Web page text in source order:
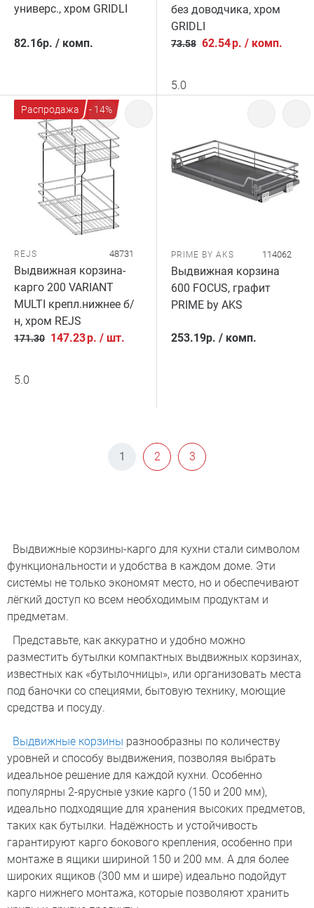
универс., хром GRIDLI
82.16р. / комп.
без доводчика, хром
GRIDLI
73.58 62.54р. / комп.
5.0
Распродажа - 14%
REJS 48731
Выдвижная корзина-
карго 200 VARIANT
MULTI крепл.нижнее б/
н, хром REJS
171.30 147.23р. / шт.
5.0
PRIME BY AKS 114062
Выдвижная корзина
600 FOCUS, графит
PRIME by AKS
253.19р. / комп.
1 2 3
Выдвижные корзины-карго для кухни стали символом
функциональности и удобства в каждом доме. Эти
системы не только экономят место, но и обеспечивают
лёгкий доступ ко всем необходимым продуктам и
предметам.
Представьте, как аккуратно и удобно можно
разместить бутылки компактных выдвижных корзинах,
известных как «бутылочницы», или организовать места
под баночки со специями, бытовую технику, моющие
средства и посуду.
Выдвижные корзины разнообразны по количеству
уровней и способу выдвижения, позволяя выбрать
идеальное решение для каждой кухни. Особенно
популярны 2-ярусные узкие карго (150 и 200 мм),
идеально подходящие для хранения высоких предметов,
таких как бутылки. Надёжность и устойчивость
гарантируют карго бокового крепления, особенно при
монтаже в ящики шириной 150 и 200 мм. А для более
широких ящиков (300 мм и шире) идеально подойдут
карго нижнего монтажа, которые позволяют хранить